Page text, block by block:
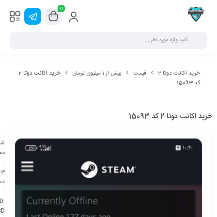
0
خرید اکانت دوتا 2 قیمت بیش از 1 میلیون تومان
خرید اکانت دوتا 2
کد 15093
خرید اکانت دوتا 2 کد 15093
:
:
,